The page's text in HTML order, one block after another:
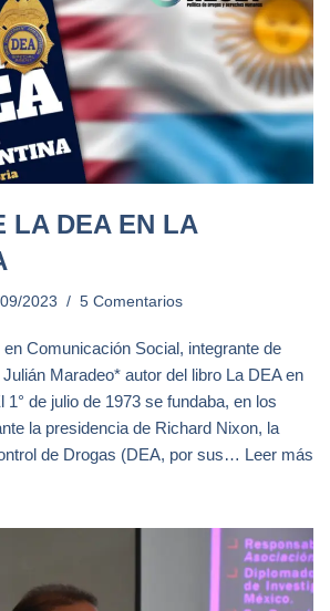
LA DEA EN LA
2023 5 Comentarios
en Comunicación Social, integrante de
Maradeo* autor del libro La DEA en
1° de julio de 1973 se fundaba, en los
la presidencia de Richard Nixon, la
de Drogas (DEA, por sus… Leer más